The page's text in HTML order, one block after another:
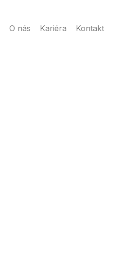
O nás Kariéra Kontakt